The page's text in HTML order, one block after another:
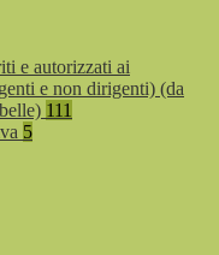
e autorizzati ai
e non dirigenti) (da
111
5